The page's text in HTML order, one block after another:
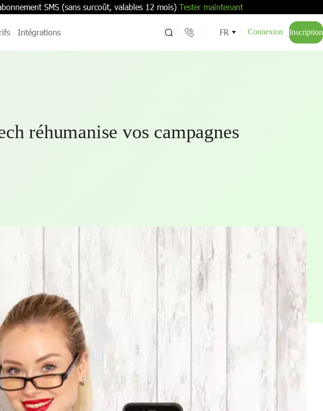
SMS (sans surcoût, valables 12 mois) Tester maintenant
Intégrations FR Connexion Inscription
réhumanise vos campagnes